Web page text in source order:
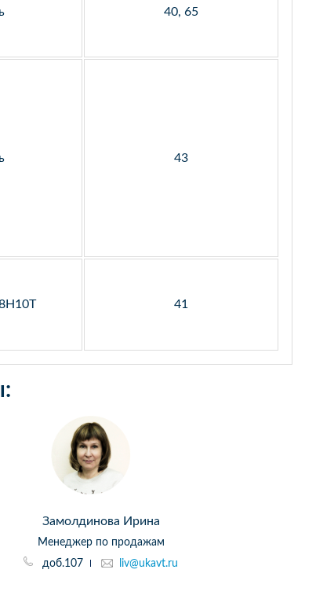
40, 65
43
41
Замолдинова Ирина
Менеджер по продажам
доб.107
liv@ukavt.ru